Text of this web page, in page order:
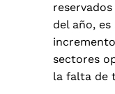
del año,
sectores
la falta de